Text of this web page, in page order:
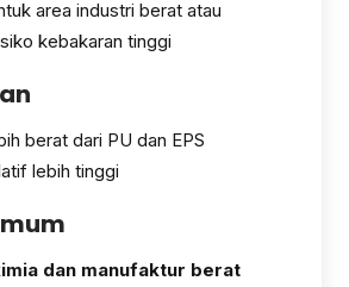
area industri berat atau
kebakaran tinggi
berat dari PU dan EPS
lebih tinggi
dan manufaktur berat